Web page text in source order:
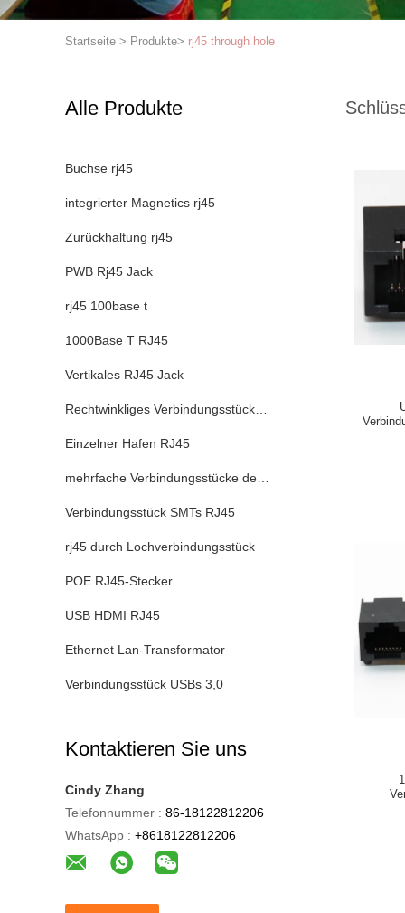
Startseite > Produkte> rj45 through hole
Alle Produkte
Buchse rj45
integrierter Magnetics rj45
Zurückhaltung rj45
PWB Rj45 Jack
rj45 100base t
1000Base T RJ45
Vertikales RJ45 Jack
Rechtwinkliges Verbindungsstück RJ45
Einzelner Hafen RJ45
mehrfache Verbindungsstücke des Hafens rj45
Verbindungsstück SMTs RJ45
rj45 durch Lochverbindungsstück
POE RJ45-Stecker
USB HDMI RJ45
Ethernet Lan-Transformator
Verbindungsstück USBs 3,0
Kontaktieren Sie uns
Cindy Zhang
Telefonnummer : 86-18122812206
WhatsApp : +8618122812206